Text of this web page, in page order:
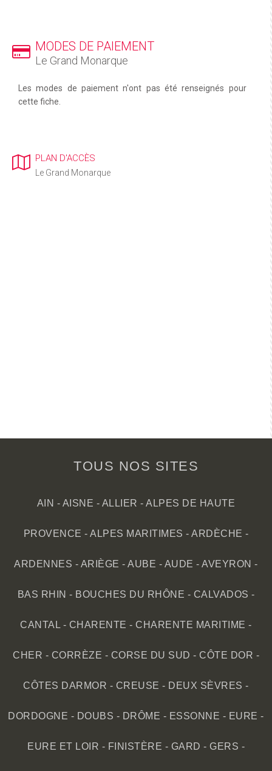
MODES DE PAIEMENT
Le Grand Monarque
Les modes de paiement n'ont pas été renseignés pour
cette fiche.
PLAN D'ACCÈS
Le Grand Monarque
TOUS NOS SITES
AIN - AISNE - ALLIER -ALPES DE HAUTE
PROVENCE - ALPES MARITIMES - ARDÈCHE -
ARDENNES - ARIÈGE -AUBE - AUDE -AVEYRON -
BAS RHIN - BOUCHES DU RHÔNE - CALVADOS -
CANTAL - CHARENTE -CHARENTE MARITIME -
CHER - CORRÈZE - CORSE DU SUD - CÔTE DOR -
CÔTES DARMOR - CREUSE - DEUX SÈVRES -
DORDOGNE - DOUBS - DRÔME - ESSONNE - EURE -
EURE ET LOIR - FINISTÈRE - GARD - GERS -